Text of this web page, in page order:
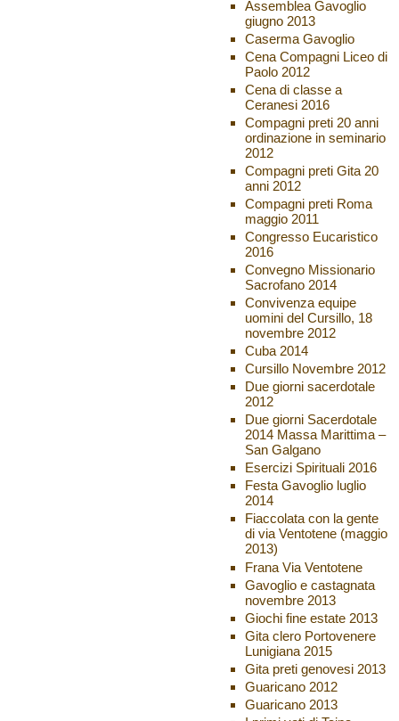
Assemblea Gavoglio
giugno 2013
Caserma Gavoglio
Cena Compagni Liceo di
Paolo 2012
Cena di classe a
Ceranesi 2016
Compagni preti 20 anni
ordinazione in seminario
2012
Compagni preti Gita 20
anni 2012
Compagni preti Roma
maggio 2011
Congresso Eucaristico
2016
Convegno Missionario
Sacrofano 2014
Convivenza equipe
uomini del Cursillo, 18
novembre 2012
Cuba 2014
Cursillo Novembre 2012
Due giorni sacerdotale
2012
Due giorni Sacerdotale
2014 Massa Marittima –
San Galgano
Esercizi Spirituali 2016
Festa Gavoglio luglio
2014
Fiaccolata con la gente
di via Ventotene (maggio
2013)
Frana Via Ventotene
Gavoglio e castagnata
novembre 2013
Giochi fine estate 2013
Gita clero Portovenere
Lunigiana 2015
Gita preti genovesi 2013
Guaricano 2012
Guaricano 2013